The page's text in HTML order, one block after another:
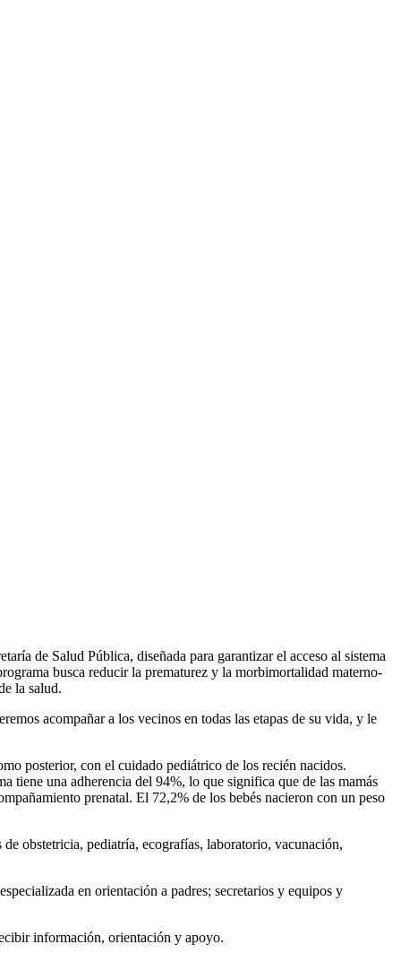
de Salud Pública, diseñada para garantizar el acceso al sistema
busca reducir la prematurez y la morbimortalidad materno-
la salud.
acompañar a los vecinos en todas las etapas de su vida, y le
posterior, con el cuidado pediátrico de los recién nacidos.
tiene una adherencia del 94%, lo que significa que de las mamás
prenatal. El 72,2% de los bebés nacieron con un peso
obstetricia, pediatría, ecografías, laboratorio, vacunación,
en orientación a padres; secretarios y equipos y
información, orientación y apoyo.